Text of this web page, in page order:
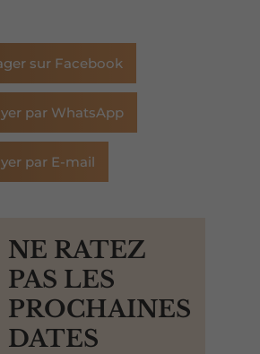
sur Facebook
par WhatsApp
par E-mail
NE RATEZ
PAS LES
PROCHAINES
DATES